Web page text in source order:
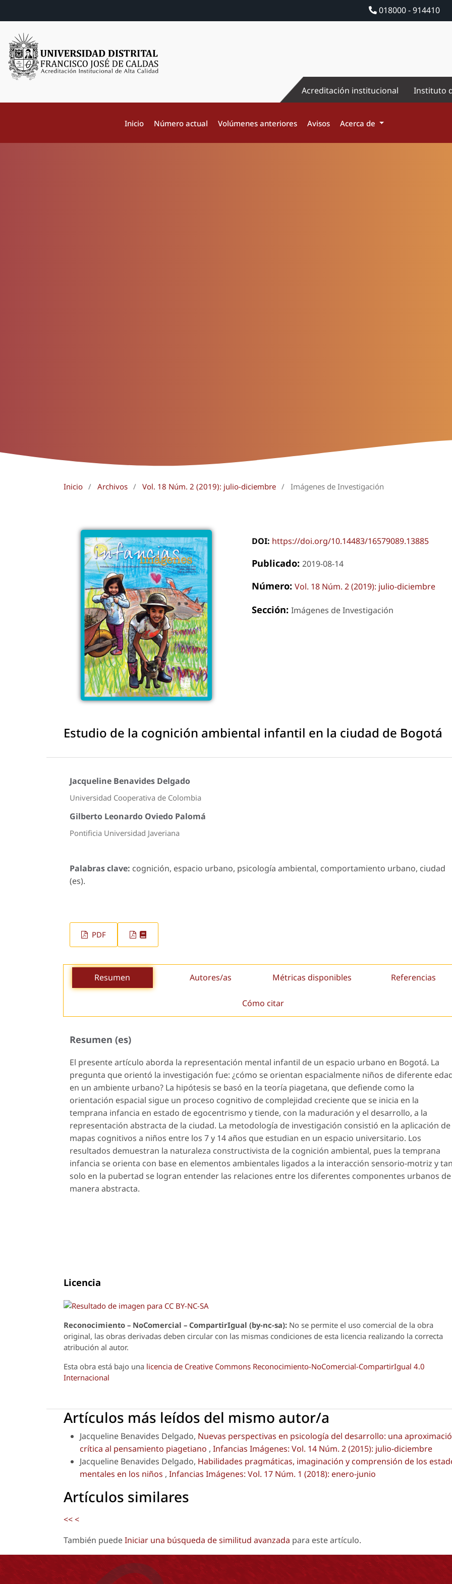
018000 - 914410
Acreditación institucional Instituto
Inicio Número actual Volúmenes anteriores Avisos Acerca de
Inicio / Archivos / Vol. 18 Núm. 2 (2019): julio-diciembre / Imágenes de Investigación
DOI: https://doi.org/10.14483/16579089.13885
Publicado: 2019-08-14
Número: Vol. 18 Núm. 2 (2019): julio-diciembre
Sección: Imágenes de Investigación
Estudio de la cognición ambiental infantil en la ciudad de Bogotá
Jacqueline Benavides Delgado
Universidad Cooperativa de Colombia
Gilberto Leonardo Oviedo Palomá
Pontificia Universidad Javeriana
Palabras clave: cognición, espacio urbano, psicología ambiental, comportamiento urbano, ciudad
(es).
PDF
Resumen Autores/as Métricas disponibles Referencias
Cómo citar
Resumen (es)
El presente artículo aborda la representación mental infantil de un espacio urbano en Bogotá. La
pregunta que orientó la investigación fue: ¿cómo se orientan espacialmente niños de diferente
en un ambiente urbano? La hipótesis se basó en la teoría piagetana, que defiende como la
orientación espacial sigue un proceso cognitivo de complejidad creciente que se inicia en la
temprana infancia en estado de egocentrismo y tiende, con la maduración y el desarrollo, a la
representación abstracta de la ciudad. La metodología de investigación consistió en la aplicación de
mapas cognitivos a niños entre los 7 y 14 años que estudian en un espacio universitario. Los
resultados demuestran la naturaleza constructivista de la cognición ambiental, pues la temprana
infancia se orienta con base en elementos ambientales ligados a la interacción sensorio-motriz y
solo en la pubertad se logran entender las relaciones entre los diferentes componentes urbanos de
manera abstracta.
Licencia
Reconocimiento – NoComercial – CompartirIgual (by-nc-sa): No se permite el uso comercial de la obra
original, las obras derivadas deben circular con las mismas condiciones de esta licencia realizando la correcta
atribución al autor.
Esta obra está bajo una licencia de Creative Commons Reconocimiento-NoComercial-CompartirIgual 4.0
Internacional
Artículos más leídos del mismo autor/a
Jacqueline Benavides Delgado, Nuevas perspectivas en psicología del desarrollo: una
crítica al pensamiento piagetiano , Infancias Imágenes: Vol. 14 Núm. 2 (2015): julio-diciembre
Jacqueline Benavides Delgado, Habilidades pragmáticas, imaginación y comprensión de los
mentales en los niños , Infancias Imágenes: Vol. 17 Núm. 1 (2018): enero-junio
Artículos similares
<<<
También puedeIniciar una búsqueda de similitud avanzada para este artículo.